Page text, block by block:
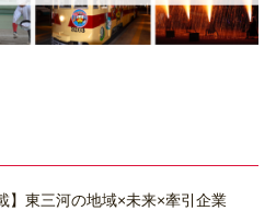
】東三河の地域×未来×牽引企業